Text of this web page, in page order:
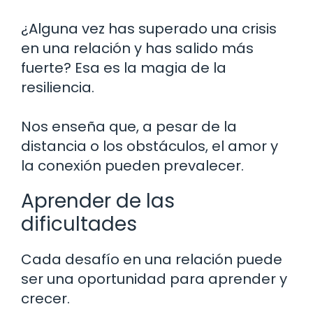
¿Alguna vez has superado una crisis
en una relación y has salido más
fuerte? Esa es la magia de la
resiliencia.
Nos enseña que, a pesar de la
distancia o los obstáculos, el amor y
la conexión pueden prevalecer.
Aprender de las
dificultades
Cada desafío en una relación puede
ser una oportunidad para aprender y
crecer.